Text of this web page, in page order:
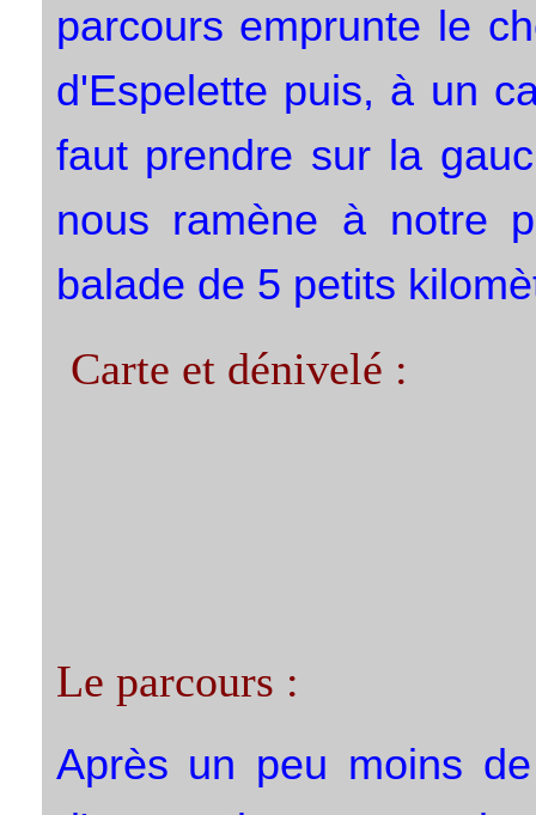
parcours emprunte le
d'Espelette puis, à un
faut prendre sur la
nous ramène à notre
balade de 5 petits
Carte et dénivelé :
Le parcours :
Après un peu moins